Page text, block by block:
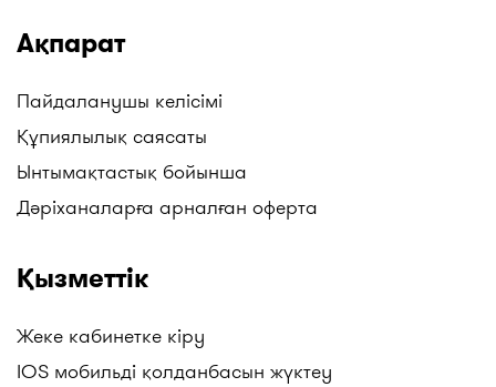
Ақпарат
Пайдаланушы келісімі
Құпиялылық саясаты
Ынтымақтастық бойынша
Дәріханаларға арналған оферта
Қызметтік
Жеке кабинетке кіру
IOS мобильді қолданбасын жүктеу